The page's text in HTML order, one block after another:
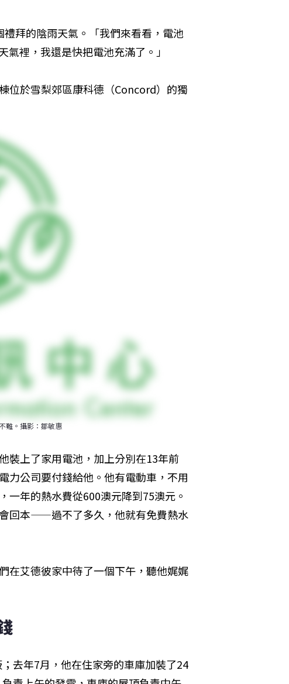
拜的陰雨天氣。「我們來看看，電池
裡，我還是快把電池充滿了。」
於雪梨郊區康科德（Concord）的獨
難。攝影：鄒敏惠
裝上了家用電池，加上分別在13年前
力公司要付錢給他。他有電動車，不用
一年的熱水費從600澳元降到75澳元。
回本——過不了多久，他就有免費熱水
在艾德彼家中待了一個下午，聽他娓娓
去年7月，他在住家旁的車庫加裝了24